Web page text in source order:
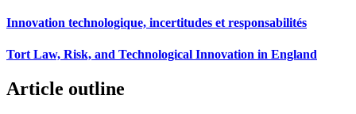
Innovation technologique, incertitudes et responsabilités
Tort Law, Risk, and Technological Innovation in England
Article outline